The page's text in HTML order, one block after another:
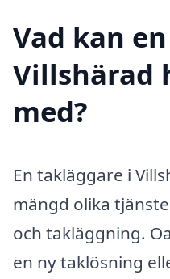
Vad kan
Villshärad
med?
En takläggare i
mängd olika
och takläggning.
en ny taklösning